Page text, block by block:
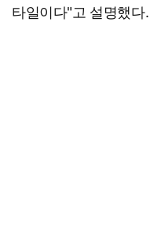
타일이다"고 설명했다.